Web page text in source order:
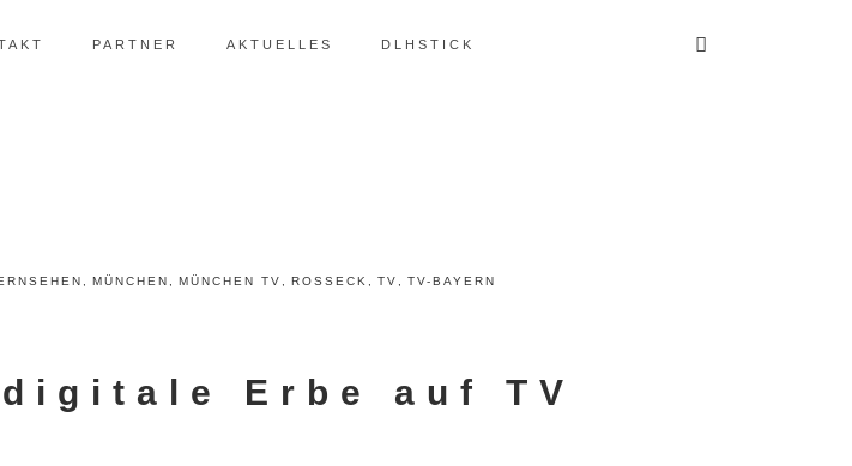
PARTNER AKTUELLES DLHSTICK
MÜNCHEN MÜNCHEN TV ROSSECK TV TV-BAYERN
Erbe auf TV